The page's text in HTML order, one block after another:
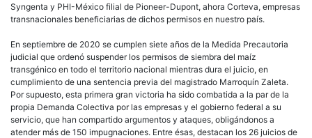
Syngenta y PHI-México filial de Pioneer-Dupont, ahora Corteva, empresas
transnacionales beneficiarias de dichos permisos en nuestro país.
En septiembre de 2020 se cumplen siete años de la Medida Precautoria
judicial que ordenó suspender los permisos de siembra del maíz
transgénico en todo el territorio nacional mientras dura el juicio, en
cumplimiento de una sentencia previa del magistrado Marroquín Zaleta.
Por supuesto, esta primera gran victoria ha sido combatida a la par de la
propia Demanda Colectiva por las empresas y el gobierno federal a su
servicio, que han compartido argumentos y ataques, obligándonos a
atender más de 150 impugnaciones. Entre ésas, destacan los 26 juicios de